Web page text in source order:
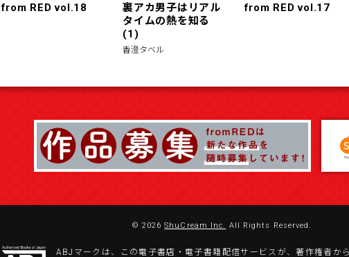
from RED vol.18
裏アカ男子はリアル
タイムの熱を知る
(1)
香澄タベル
from RED vol.17
© 2026ShuCream Inc. All Rights Reserved.
ABJマークは、この電子書店・電子書籍配信サービスが、著作権者か